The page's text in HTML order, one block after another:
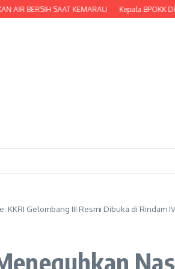
SAAT KEMARAU Kepala BPOKK DPP
KKRI Gelombang III Resmi Dibuka di Rindam